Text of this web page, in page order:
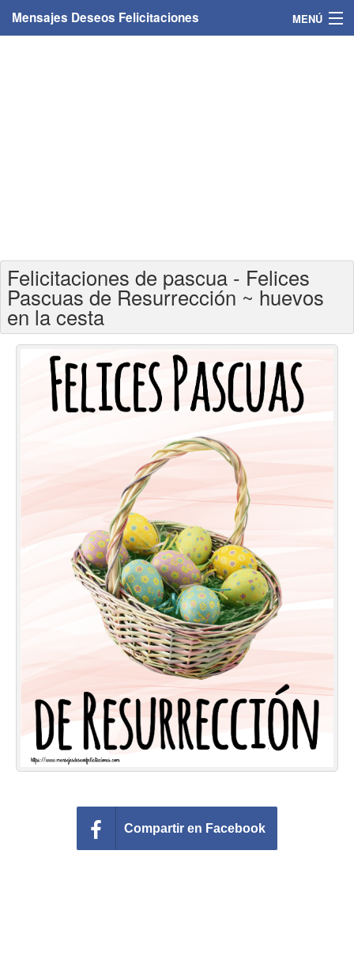
Mensajes Deseos Felicitaciones MENÚ
Felicitaciones para años
Felicitaciones días de la semana
Felicitaciones días del año
Felicitaciones musicales
Entrar
Felicitaciones de pascua - Felices
Pascuas de Resurrección ~ huevos
en la cesta
Compartir en Facebook